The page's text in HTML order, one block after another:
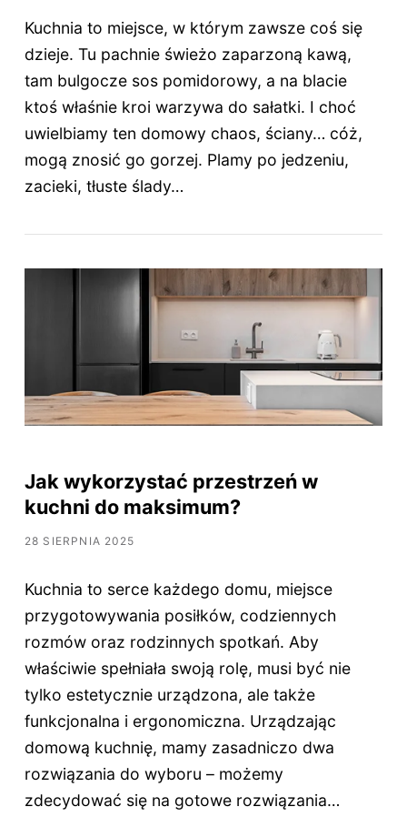
Kuchnia to miejsce, w którym zawsze coś się
dzieje. Tu pachnie świeżo zaparzoną kawą,
tam bulgocze sos pomidorowy, a na blacie
ktoś właśnie kroi warzywa do sałatki. I choć
uwielbiamy ten domowy chaos, ściany… cóż,
mogą znosić go gorzej. Plamy po jedzeniu,
zacieki, tłuste ślady…
Jak wykorzystać przestrzeń w
kuchni do maksimum?
28 SIERPNIA 2025
Kuchnia to serce każdego domu, miejsce
przygotowywania posiłków, codziennych
rozmów oraz rodzinnych spotkań. Aby
właściwie spełniała swoją rolę, musi być nie
tylko estetycznie urządzona, ale także
funkcjonalna i ergonomiczna. Urządzając
domową kuchnię, mamy zasadniczo dwa
rozwiązania do wyboru – możemy
zdecydować się na gotowe rozwiązania…